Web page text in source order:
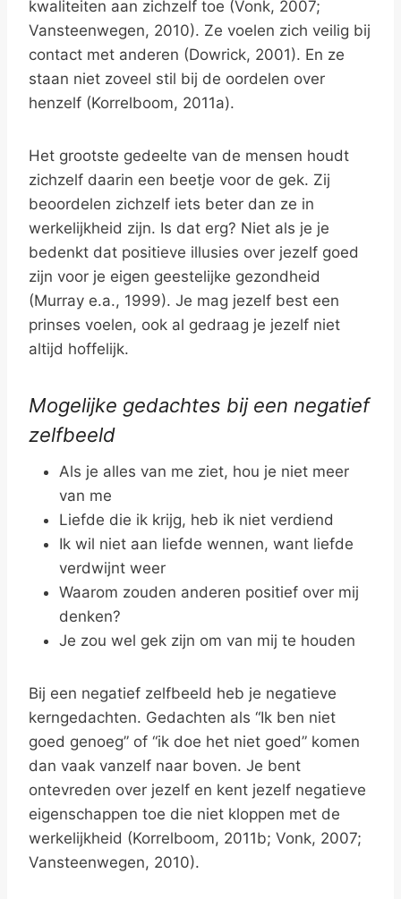
kwaliteiten aan zichzelf toe (Vonk, 2007;
Vansteenwegen, 2010). Ze voelen zich veilig bij
contact met anderen (Dowrick, 2001). En ze
staan niet zoveel stil bij de oordelen over
henzelf (Korrelboom, 2011a).
Het grootste gedeelte van de mensen houdt
zichzelf daarin een beetje voor de gek. Zij
beoordelen zichzelf iets beter dan ze in
werkelijkheid zijn. Is dat erg? Niet als je je
bedenkt dat positieve illusies over jezelf goed
zijn voor je eigen geestelijke gezondheid
(Murray e.a., 1999). Je mag jezelf best een
prinses voelen, ook al gedraag je jezelf niet
altijd hoffelijk.
Mogelijke gedachtes bij een negatief
zelfbeeld
Als je alles van me ziet, hou je niet meer
van me
Liefde die ik krijg, heb ik niet verdiend
Ik wil niet aan liefde wennen, want liefde
verdwijnt weer
Waarom zouden anderen positief over mij
denken?
Je zou wel gek zijn om van mij te houden
Bij een negatief zelfbeeld heb je negatieve
kerngedachten. Gedachten als “Ik ben niet
goed genoeg” of “ik doe het niet goed” komen
dan vaak vanzelf naar boven. Je bent
ontevreden over jezelf en kent jezelf negatieve
eigenschappen toe die niet kloppen met de
werkelijkheid (Korrelboom, 2011b; Vonk, 2007;
Vansteenwegen, 2010).